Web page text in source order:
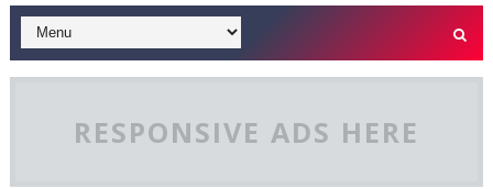
RESPONSIVE ADS HERE